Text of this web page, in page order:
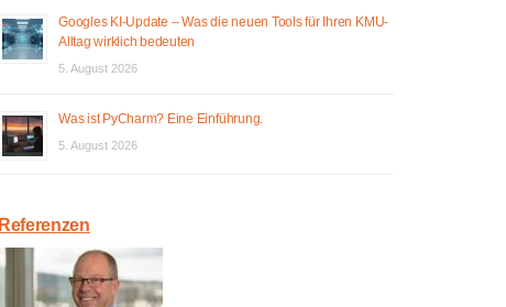
Googles KI-Update – Was die neuen Tools für Ihren KMU-
Alltag wirklich bedeuten
5. August 2026
Was ist PyCharm? Eine Einführung.
5. August 2026
Referenzen